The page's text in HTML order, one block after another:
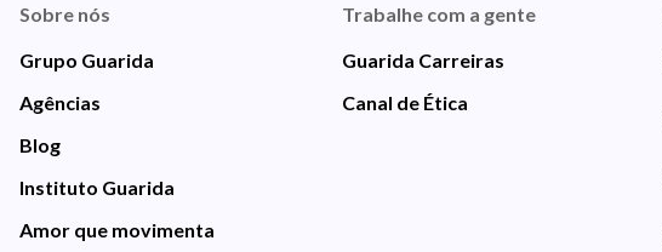
Sobre nós
Grupo Guarida
Agências
Blog
Instituto Guarida
Amor que movimenta
Trabalhe com a gente
Guarida Carreiras
Canal de Ética